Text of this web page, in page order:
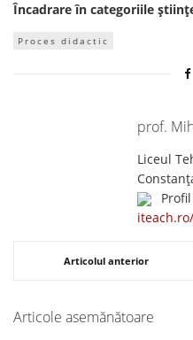
Încadrare în categoriile
Proces didactic
prof.
Liceul
Articolul anterior
Articole asemănătoare